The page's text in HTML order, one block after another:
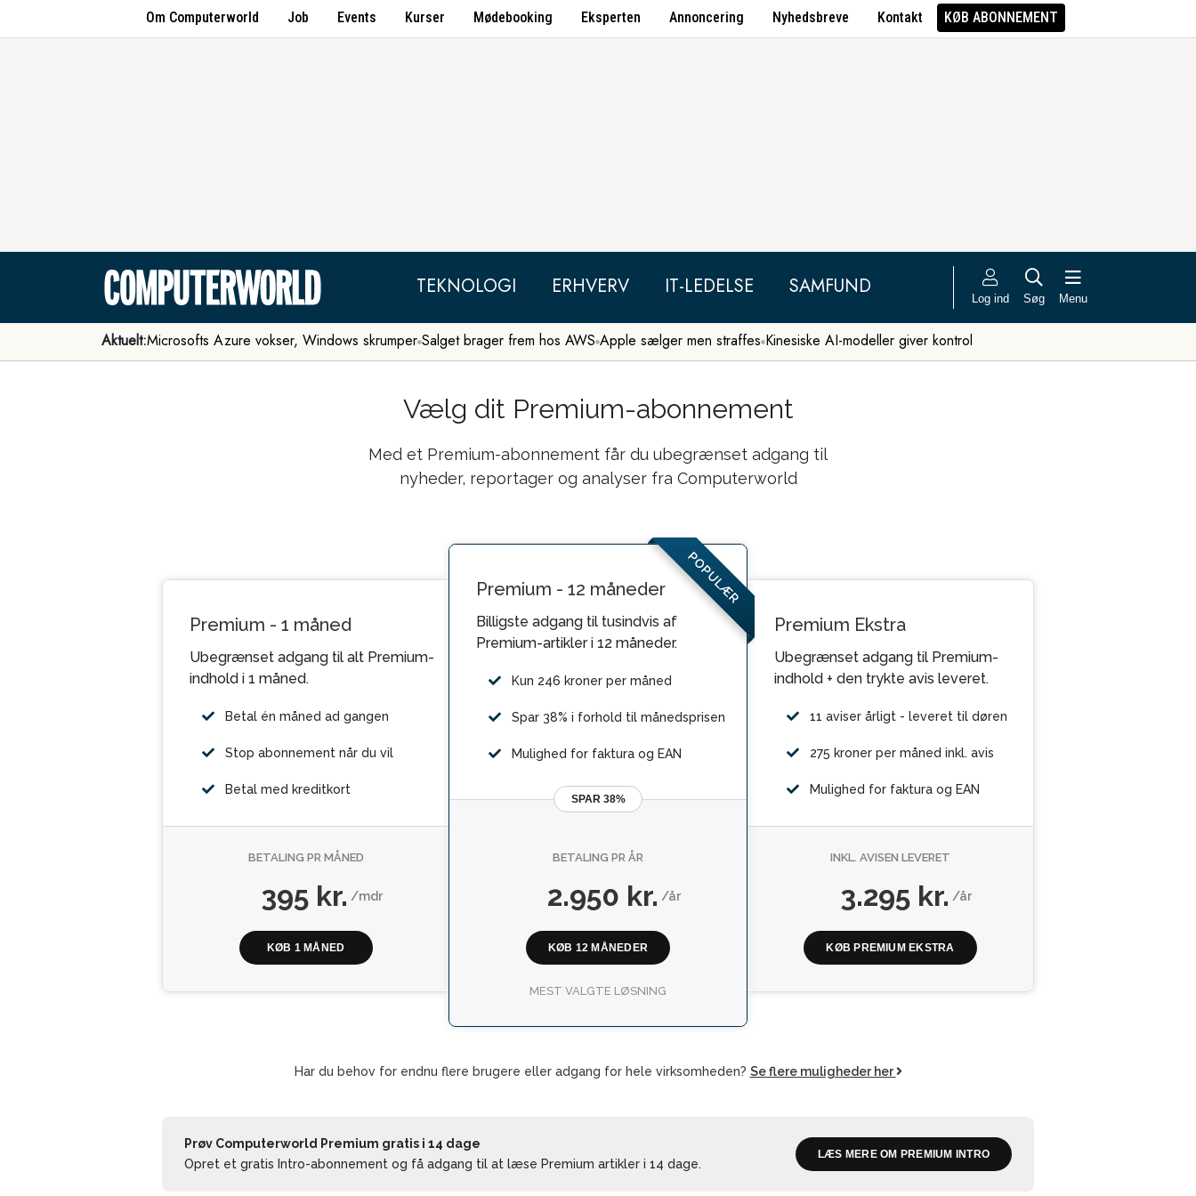
Om Computerworld Job Events Kurser Mødebooking Eksperten Annoncering Nyhedsbreve Kontakt KØB ABONNEMENT
TEKNOLOGI ERHVERV IT-LEDELSE SAMFUND Log ind Søg Menu
Aktuelt:Microsofts Azure vokser, Windows skrumper Salget brager frem hos AWS Apple sælger men straffes Kinesiske AI-modeller giver kontrol
Vælg dit Premium-abonnement
Med et Premium-abonnement får du ubegrænset adgang til
nyheder, reportager og analyser fra Computerworld
Premium - 1 måned
Ubegrænset adgang til alt Premium-
indhold i 1 måned.
Betal én måned ad gangen
Stop abonnement når du vil
Betal med kreditkort
BETALING PR MÅNED
395 kr./mdr
KØB 1 MÅNED
POPULÆR
Premium - 12 måneder
Billigste adgang til tusindvis af
Premium-artikler i 12 måneder.
Kun 246 kroner per måned
Spar 38% i forhold til månedsprisen
Mulighed for faktura og EAN
SPAR 38%
BETALING PR ÅR
2.950 kr./år
KØB 12 MÅNEDER
MEST VALGTE LØSNING
Premium Ekstra
Ubegrænset adgang til Premium-
indhold + den trykte avis leveret.
11 aviser årligt - leveret til døren
275 kroner per måned inkl. avis
Mulighed for faktura og EAN
INKL. AVISEN LEVERET
3.295 kr./år
KØB PREMIUM EKSTRA
Har du behov for endnu flere brugere eller adgang for hele virksomheden? Se flere muligheder her
Prøv Computerworld Premium gratis i 14 dage
Opret et gratis Intro-abonnement og få adgang til at læse Premium artikler i 14 dage.
LÆS MERE OM PREMIUM INTRO